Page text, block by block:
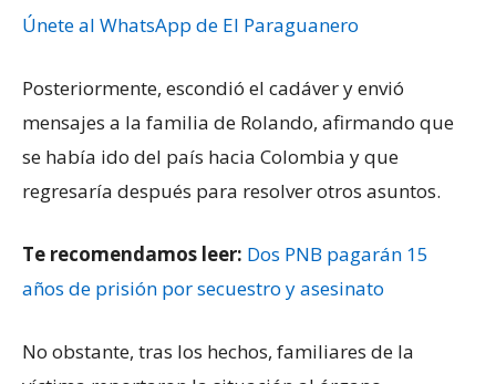
Únete al WhatsApp de El Paraguanero
Posteriormente, escondió el cadáver y envió
mensajes a la familia de Rolando, afirmando que
se había ido del país hacia Colombia y que
regresaría después para resolver otros asuntos.
Te recomendamos leer: Dos PNB pagarán 15
años de prisión por secuestro y asesinato
No obstante, tras los hechos, familiares de la